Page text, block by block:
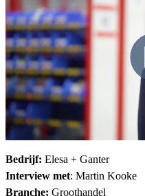
Bedrijf: Elesa + Ganter
Interview met: Martin Kooke
Branche: Groothandel